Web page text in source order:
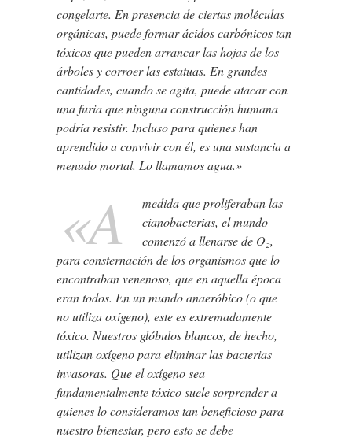
congelarte. En presencia de ciertas moléculas
orgánicas, puede formar ácidos carbónicos tan
tóxicos que pueden arrancar las hojas de los
árboles y corroer las estatuas. En grandes
cantidades, cuando se agita, puede atacar con
una furia que ninguna construcción humana
podría resistir. Incluso para quienes han
aprendido a convivir con él, es una sustancia a
menudo mortal. Lo llamamos agua.»
«A
medida que proliferaban las
cianobacterias, el mundo
comenzó a llenarse de O₂,
para consternación de los organismos que lo
encontraban venenoso, que en aquella época
eran todos. En un mundo anaeróbico (o que
no utiliza oxígeno), este es extremadamente
tóxico. Nuestros glóbulos blancos, de hecho,
utilizan oxígeno para eliminar las bacterias
invasoras. Que el oxígeno sea
fundamentalmente tóxico suele sorprender a
quienes lo consideramos tan beneficioso para
nuestro bienestar, pero esto se debe